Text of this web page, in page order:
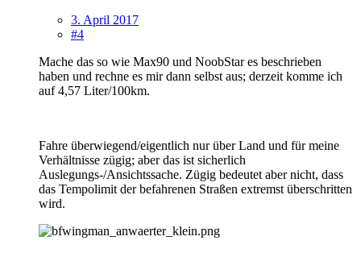
3. April 2017
#4
Mache das so wie Max90 und NoobStar es beschrieben
haben und rechne es mir dann selbst aus; derzeit komme ich
auf 4,57 Liter/100km.
Fahre überwiegend/eigentlich nur über Land und für meine
Verhältnisse zügig; aber das ist sicherlich
Auslegungs-/Ansichtssache. Zügig bedeutet aber nicht, dass
das Tempolimit der befahrenen Straßen extremst überschritten
wird.